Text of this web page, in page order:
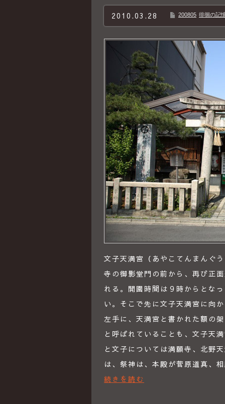
2010.03.28 200805 徘徊の記
文子天満宮（あやこてんまん
寺の御影堂門の前から、再び正
れる。開園時間は９時からとな
い。そこで先に文子天満宮に向
左手に、天満宮と書かれた額の
と呼ばれていることも、文子天
と文子については満願寺、北野
は、祭神は、本殿が菅原道真、
続きを読む